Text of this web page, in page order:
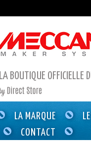
LA BOUTIQUE OFFICIELLE
LA MARQUE
CONTACT